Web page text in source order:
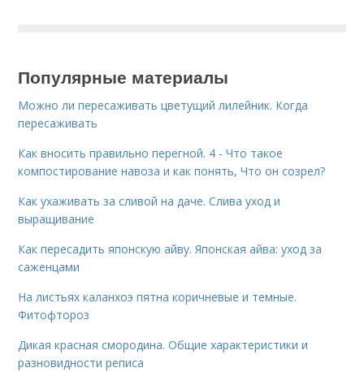
Популярные материалы
Можно ли пересаживать цветущий лилейник. Когда
пересаживать
Как вносить правильно перегной. 4 - Что такое
компостирование навоза и как понять, Что он созрел?
Как ухаживать за сливой на даче. Слива уход и
выращивание
Как пересадить японскую айву. Японская айва: уход за
саженцами
На листьях каланхоэ пятна коричневые и темные.
Фитофтороз
Дикая красная смородина. Общие характеристики и
разновидности реписа